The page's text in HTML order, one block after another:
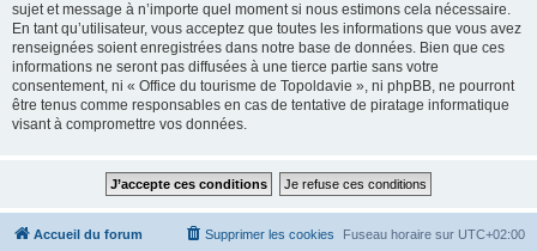
sujet et message à n’importe quel moment si nous estimons cela nécessaire.
En tant qu’utilisateur, vous acceptez que toutes les informations que vous avez
renseignées soient enregistrées dans notre base de données. Bien que ces
informations ne seront pas diffusées à une tierce partie sans votre
consentement, ni « Office du tourisme de Topoldavie », ni phpBB, ne pourront
être tenus comme responsables en cas de tentative de piratage informatique
visant à compromettre vos données.
Accueil du forum Fuseau horaire sur UTC+02:00
Supprimer les cookies